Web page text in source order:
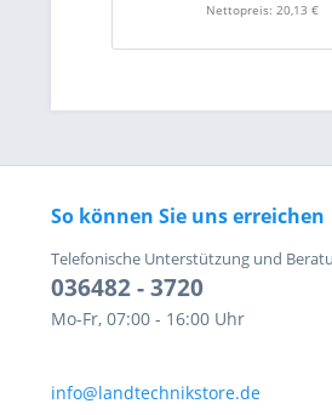
Nettopreis: 20,13 €
So können Sie uns erreichen
Telefonische Unterstützung und
036482 - 3720
Mo-Fr, 07:00 - 16:00 Uhr
info@landtechnikstore.de